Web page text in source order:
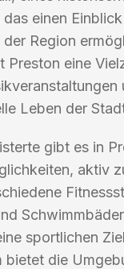
das einen
Region
Preston eine
Leben der
gibt es in
aktiv
sportlichen
bietet die